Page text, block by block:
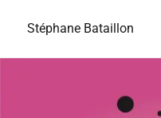
Stéphane Bataillon